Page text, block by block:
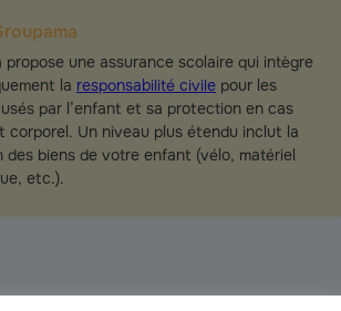
propose une assurance scolaire qui intègre
la responsabilité civile pour les
par l’enfant et sa protection en cas
corporel. Un niveau plus étendu inclut la
des biens de votre enfant (vélo, matériel
etc.).